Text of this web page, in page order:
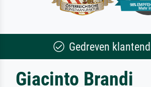
Gedreven
Giacinto Brandi